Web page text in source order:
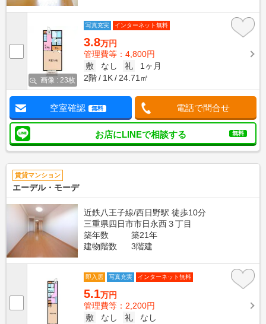
画像 : 23枚
写真充実 インターネット無料
3.8万円
管理費等：4,800円
敷
なし 礼
1ヶ月
2階
1K 24.71㎡
空室確認 無料 電話で問合せ
お店にLINEで相談する 無料
賃貸マンション
エーデル・モーデ
近鉄八王子線/西日野駅 徒歩10分
三重県四日市市日永西３丁目
築年数
築21年
建物階数
3階建
即入居 写真充実 インターネット無料
5.1万円
管理費等：2,200円
敷
なし 礼
なし